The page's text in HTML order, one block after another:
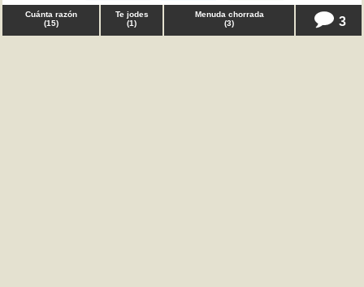
Cuánta razón
(15)
Te jodes
(1)
Menuda chorrada
(3) 3